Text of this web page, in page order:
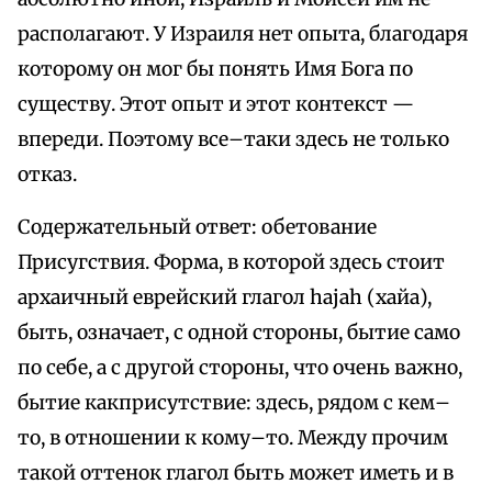
располагают. У Израиля нет опыта, благодаря
которому он мог бы понять Имя Бога по
существу. Этот опыт и этот контекст —
впереди. Поэтому все–таки здесь не только
отказ.
Содержательный ответ: обетование
Присугствия. Форма, в которой здесь стоит
архаичный еврейский глагол hajah (хайа),
быть, означает, с одной стороны, бытие само
по себе, а с другой стороны, что очень важно,
бытие какприсутствие: здесь, рядом с кем–
то, в отношении к кому–то. Между прочим
такой оттенок глагол быть может иметь и в